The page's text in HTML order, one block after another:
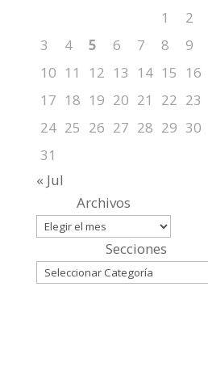
1
2
3
4 5 6 7 8
9
10 11 12 13 14 15
16
17 18 19 20 21 22 23
24 25 26 27 28 29 30
31
« Jul
Archivos
Secciones